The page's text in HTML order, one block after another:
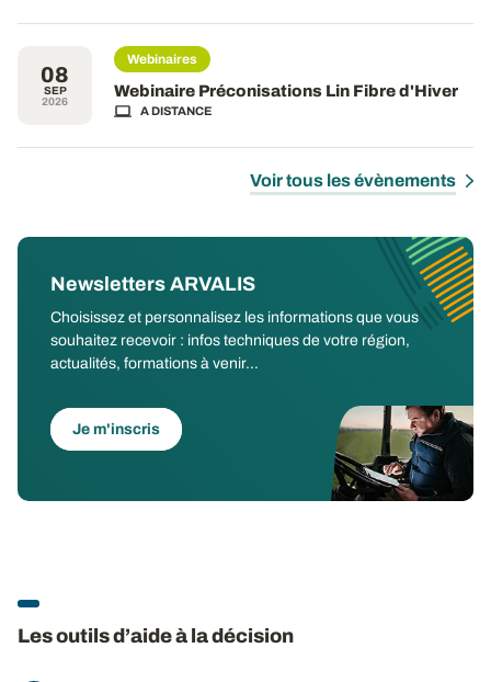
08
SEP
2026
Webinaires
Webinaire Préconisations Lin Fibre d'Hiver
A DISTANCE
Voir tous les évènements
Newsletters ARVALIS
Choisissez et personnalisez les informations que vous
souhaitez recevoir : infos techniques de votre région,
actualités, formations à venir...
Je m'inscris
Les outils d’aide à la décision